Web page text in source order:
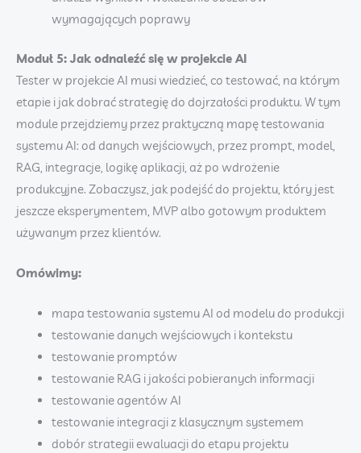
wymagających poprawy
Moduł 5: Jak odnaleźć się w projekcie AI
Tester w projekcie AI musi wiedzieć, co testować, na którym
etapie i jak dobrać strategię do dojrzałości produktu. W tym
module przejdziemy przez praktyczną mapę testowania
systemu AI: od danych wejściowych, przez prompt, model,
RAG, integracje, logikę aplikacji, aż po wdrożenie
produkcyjne. Zobaczysz, jak podejść do projektu, który jest
jeszcze eksperymentem, MVP albo gotowym produktem
używanym przez klientów.
Omówimy:
mapa testowania systemu AI od modelu do produkcji
testowanie danych wejściowych i kontekstu
testowanie promptów
testowanie RAG i jakości pobieranych informacji
testowanie agentów AI
testowanie integracji z klasycznym systemem
dobór strategii ewaluacji do etapu projektu